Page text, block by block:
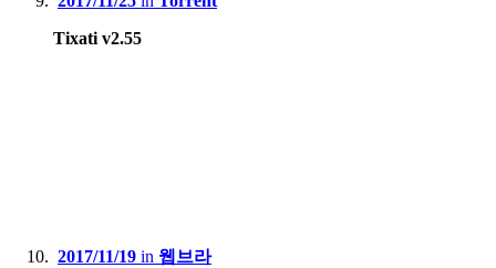
Tixati v2.55
2017/11/19 in 웹브라